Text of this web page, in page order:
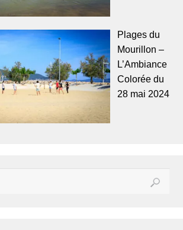
Plages du
Mourillon –
L’Ambiance
Colorée du
28 mai 2024